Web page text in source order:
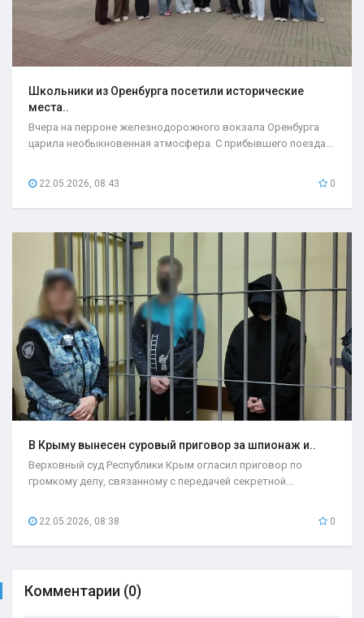
Школьники из Оренбурга посетили исторические
места..
Вчера на перроне железнодорожного вокзала Оренбурга
царила необыкновенная атмосфера. С прибывшего поезда...
22.05.2026, 08:43 0
В Крыму вынесен суровый приговор за шпионаж и..
Верховный суд Республики Крым огласил приговор по
громкому делу, связанному с передачей секретной...
22.05.2026, 08:38 0
Комментарии (0)